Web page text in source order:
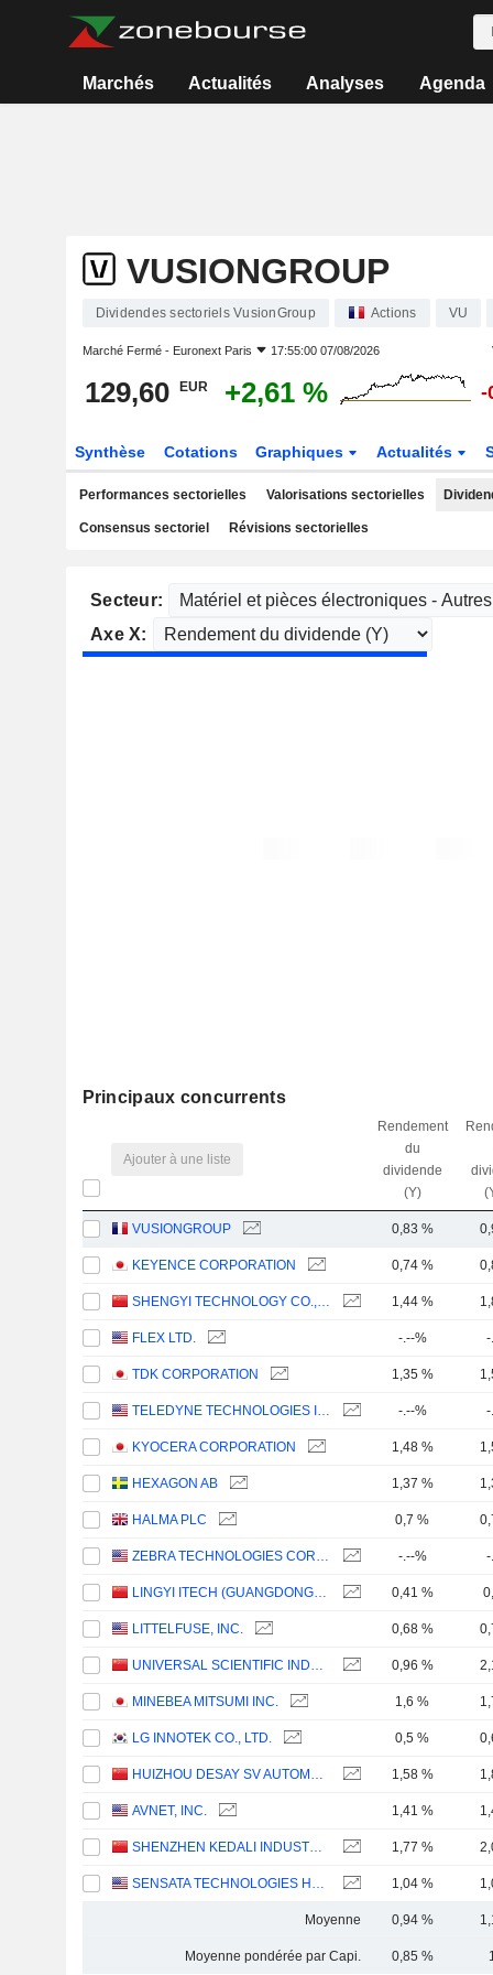
Marchés Actualités Analyses Agenda
VUSIONGROUP
Dividendes sectoriels VusionGroup Actions VU
Marché Fermé - Euronext Paris 17:55:00 07/08/2026
129,60 EUR +2,61 % -
Synthèse Cotations Graphiques Actualités
Performances sectorielles Valorisations sectorielles
Consensus sectoriel Révisions sectorielles
Secteur:
Axe X:
Principaux concurrents
Ajouter à une liste
Rendement
du
dividende
(Y)
VUSIONGROUP 0,83 %
KEYENCE CORPORATION 0,74 %
SHENGYI TECHNOLOGY CO.,LTD. 1,44 %
FLEX LTD. -.--% -
TDK CORPORATION 1,35 %
TELEDYNE TECHNOLOGIES INCORPORATED -.--% -
KYOCERA CORPORATION 1,48 %
HEXAGON AB 1,37 %
HALMA PLC 0,7 %
ZEBRA TECHNOLOGIES CORPORATION -.--% -
LINGYI ITECH (GUANGDONG) COMPANY 0,41 %
LITTELFUSE, INC. 0,68 %
UNIVERSAL SCIENTIFIC INDUSTRIAL (SHANGHAI) CO., LTD. 0,96 %
MINEBEA MITSUMI INC. 1,6 %
LG INNOTEK CO., LTD. 0,5 %
HUIZHOU DESAY SV AUTOMOTIVE CO., LTD. 1,58 %
AVNET, INC. 1,41 %
SHENZHEN KEDALI INDUSTRY CO., LTD. 1,77 %
SENSATA TECHNOLOGIES HOLDING PLC 1,04 %
Moyenne 0,94 %
Moyenne pondérée par Capi. 0,85 %